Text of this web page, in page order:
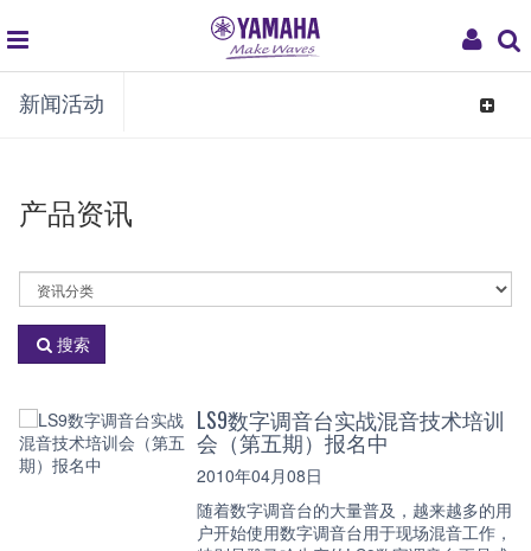
My
global
navigation
新闻活动
Toggle
产品资讯
选
择
资
分
搜索
LS9数字调音台实战混音技术培训
会（第五期）报名中
2010年04月08日
随着数字调音台的大量普及，越来越多的用
户开始使用数字调音台用于现场混音工作，